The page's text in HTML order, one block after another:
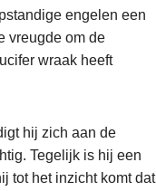
engelen een
vreugde om de
wraak heeft
hij zich aan de
Tegelijk is hij een
tot het inzicht komt dat